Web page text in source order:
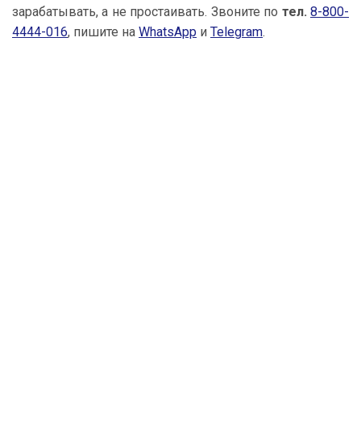
зарабатывать, а не простаивать. Звоните по тел.8-800-
4444-016, пишите на WhatsApp и Telegram.